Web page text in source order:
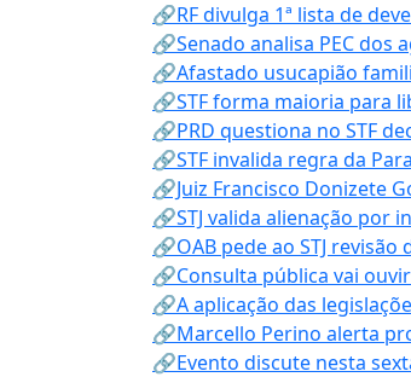
🔗RF divulga 1ª lista de
🔗Senado analisa PEC dos
🔗Afastado usucapião
🔗STF forma maioria para
🔗PRD questiona no STF
🔗STF invalida regra da
🔗Juiz Francisco Donizete
🔗STJ valida alienação por
🔗OAB pede ao STJ
🔗Consulta pública vai
🔗A aplicação das
🔗Marcello Perino alerta
🔗Evento discute nesta